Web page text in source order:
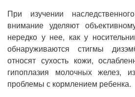
При изучении
внимание уделяют
нередко у нее, как у
обнаруживаются стигмы
относят сухость кожи,
гипоплазия молочных желез,
проблемы с кормлением ребенка.